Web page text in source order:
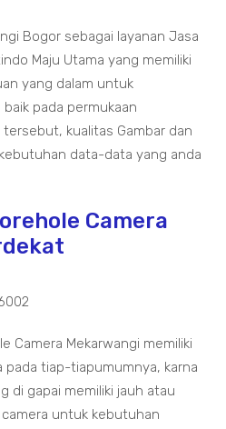
Bogor sebagai layanan Jasa
Maju Utama yang memiliki
yang dalam untuk
pada permukaan
kualitas Gambar dan
data-data yang anda
Camera
Camera Mekarwangi memiliki
tiap-tiapumumnya, karna
di gapai memiliki jauh atau
untuk kebutuhan